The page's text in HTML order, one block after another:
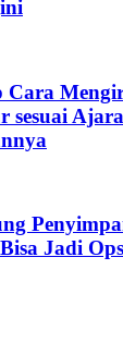
Cara
sesuai
Jadi